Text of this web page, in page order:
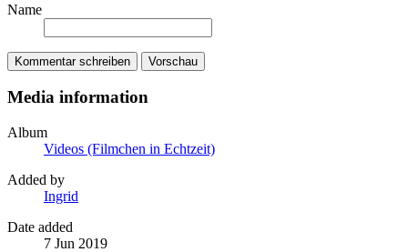
Name
Kommentar schreiben Vorschau
Media information
Album
Videos (Filmchen in Echtzeit)
Added by
Ingrid
Date added
7 Jun 2019